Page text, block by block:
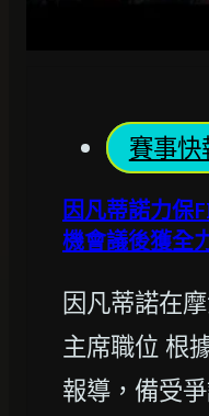
賽事快
因凡蒂諾力保
機會議後獲全
因凡蒂諾在
主席職位 根
報導，備受